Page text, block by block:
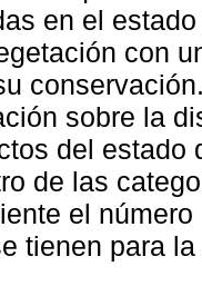
en el
con
sobre la
del estado
de las
el
tienen para